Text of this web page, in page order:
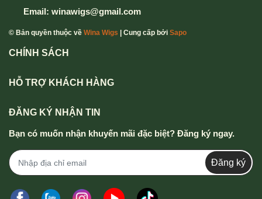
Email: winawigs@gmail.com
© Bản quyền thuộc về Wina Wigs | Cung cấp bởi Sapo
CHÍNH SÁCH
HỖ TRỢ KHÁCH HÀNG
ĐĂNG KÝ NHẬN TIN
Bạn có muốn nhận khuyến mãi đặc biệt? Đăng ký ngay.
Đăng ký